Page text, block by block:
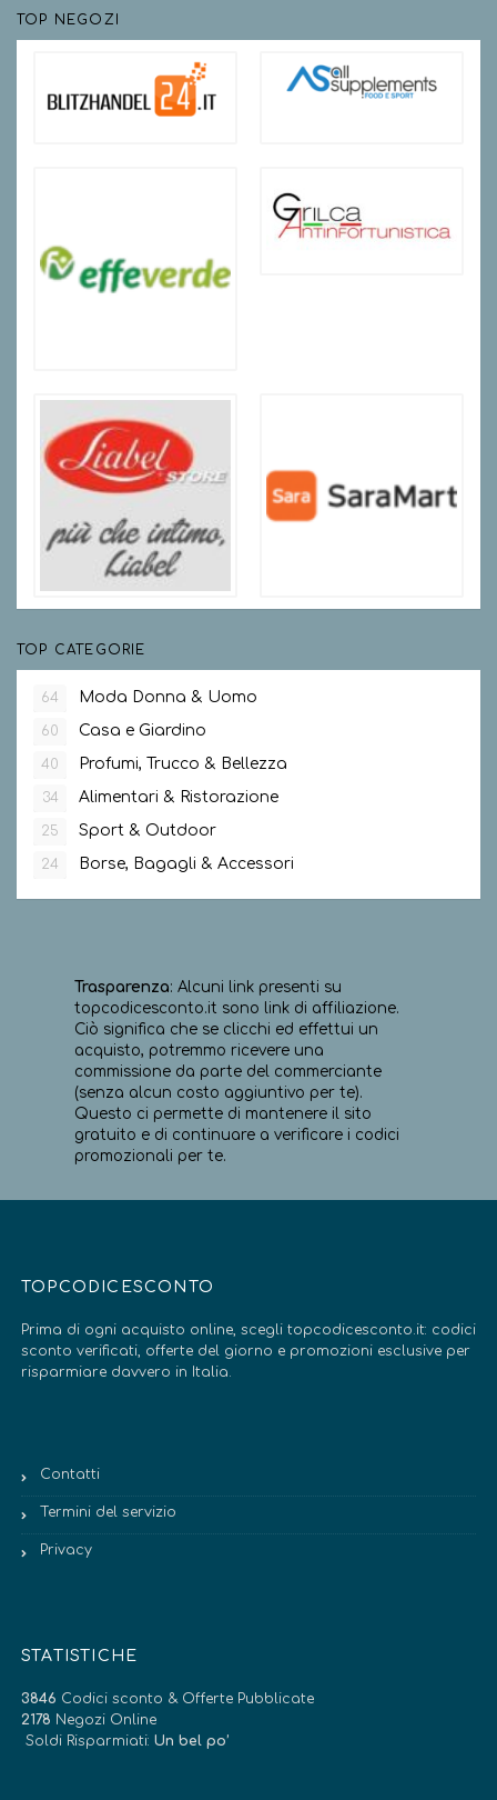
TOP NEGOZI
TOP CATEGORIE
64 Moda Donna & Uomo
60 Casa e Giardino
40 Profumi, Trucco & Bellezza
34 Alimentari & Ristorazione
25 Sport & Outdoor
24 Borse, Bagagli & Accessori
Trasparenza: Alcuni link presenti su
topcodicesconto.it sono link di affiliazione.
Ciò significa che se clicchi ed effettui un
acquisto, potremmo ricevere una
commissione da parte del commerciante
(senza alcun costo aggiuntivo per te).
Questo ci permette di mantenere il sito
gratuito e di continuare a verificare i codici
promozionali per te.
TOPCODICESCONTO
Prima di ogni acquisto online, scegli topcodicesconto.it: codici
sconto verificati, offerte del giorno e promozioni esclusive per
risparmiare davvero in Italia.
Contatti
Termini del servizio
Privacy
STATISTICHE
3846 Codici sconto & Offerte Pubblicate
2178 Negozi Online
Soldi Risparmiati: Un bel po’